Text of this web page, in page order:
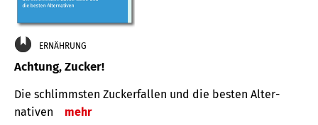
ERNÄHRUNG
Achtung, Zucker!
Die schlimmsten Zucker­fallen und die besten Alter­
nativen
mehr